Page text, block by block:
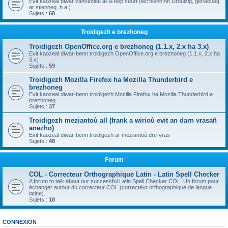
ar stlenneg, h.a.)
Sujets : 68
Troidigezh e brezhoneg
Troidigezh OpenOffice.org e brezhoneg (1.1.x, 2.x ha 3.x)
Evit kaozeal diwar-benn troidigezh OpenOffice.org e brezhoneg (1.1.x, 2.x ha
3.x)
Sujets : 59
Troidigezh Mozilla Firefox ha Mozilla Thunderbird e
brezhoneg
Evit kaozeal diwar-benn troidigezh Mozilla Firefox ha Mozilla Thunderbird e
brezhoneg
Sujets : 37
Troidigezh meziantoù all (frank a wirioù evit an darn vrasañ
anezho)
Evit kaozeal diwar-benn troidigezh ar meziantoù dre-vras
Sujets : 48
Forum
COL - Correcteur Orthographique Latin - Latin Spell Checker
A forum to talk about our successful Latin Spell Checker COL. Un forum pour
échanger autour du correcteur COL (correcteur orthographique de langue
latine).
Sujets : 18
CONNEXION